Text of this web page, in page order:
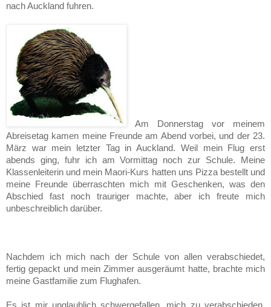
nach Auckland fuhren.
Am Donnerstag vor meinem
Abreisetag kamen meine Freunde am Abend vor­bei, und der 23.
März war mein letzter Tag in Auckland. Weil mein Flug erst
abends ging, fuhr ich am Vormittag noch zur Schule. Meine
Klassenleiterin und mein Maori-Kurs hatten uns Pizza bestellt und
meine Freun­de überraschten mich mit Geschenken, was den
Abschied fast noch trau­riger machte, aber ich freute mich
unbeschreiblich darüber.
Nachdem ich mich nach der Schule von allen verabschiedet,
fertig gepackt und mein Zimmer aus­geräumt hatte, brachte mich
meine Gastfamilie zum Flughafen.